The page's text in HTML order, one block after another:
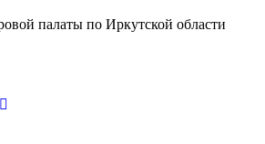
палаты по Иркутской области